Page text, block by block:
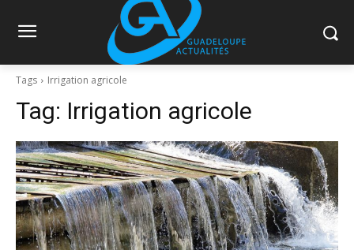
Tags Irrigation agricole
Tag: Irrigation agricole